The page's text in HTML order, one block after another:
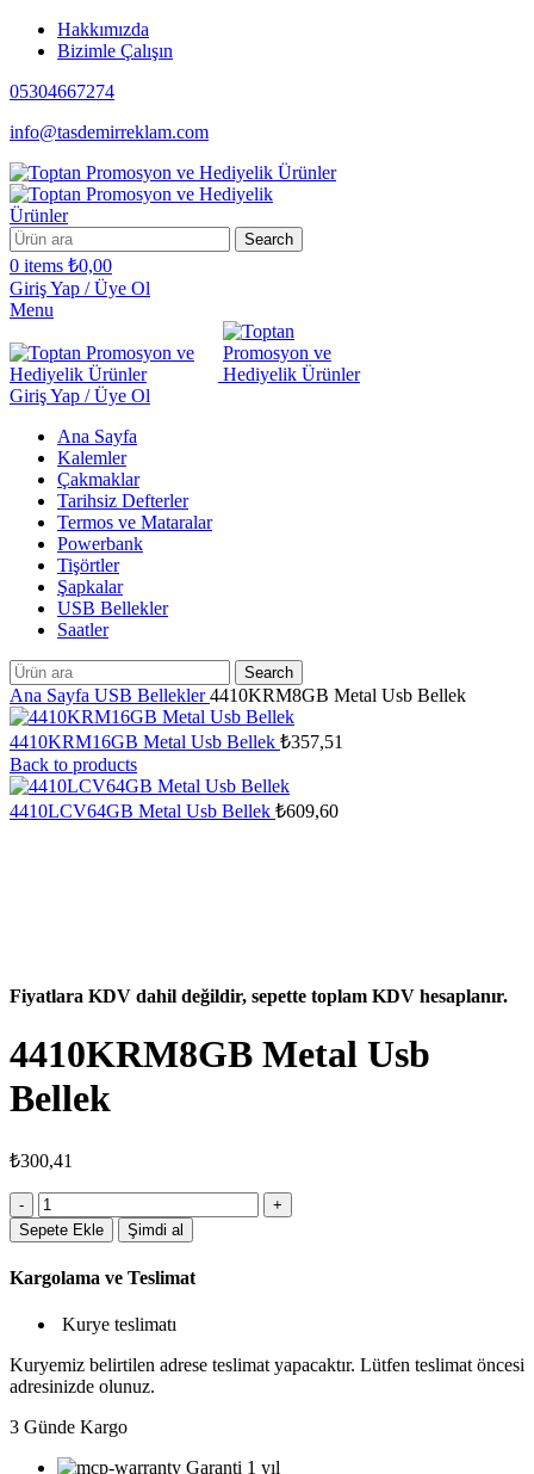
Hakkımızda
Bizimle Çalışın
05304667274
info@tasdemirreklam.com
Search
0 items ₺0,00
Giriş Yap / Üye Ol
Menu
Giriş Yap / Üye Ol
Ana Sayfa
Kalemler
Çakmaklar
Tarihsiz Defterler
Termos ve Mataralar
Powerbank
Tişörtler
Şapkalar
USB Bellekler
Saatler
Search
Ana Sayfa USB Bellekler4410KRM8GB Metal Usb Bellek
4410KRM16GB Metal Usb Bellek ₺357,51
Back to products
4410LCV64GB Metal Usb Bellek ₺609,60
Fiyatlara KDV dahil değildir, sepette toplam KDV hesaplanır.
4410KRM8GB Metal Usb
Bellek
₺300,41
4410KRM8GB
Metal
Usb
adet
Sepete Ekle Şimdi al
Kargolama ve Teslimat
Kurye teslimatı
Kuryemiz belirtilen adrese teslimat yapacaktır. Lütfen teslimat öncesi
adresinizde olunuz.
3 Günde Kargo
Garanti 1 yıl